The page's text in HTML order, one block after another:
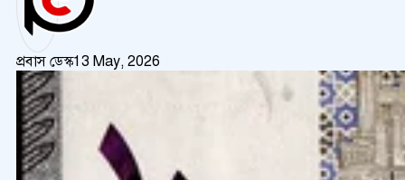
প্রবাস ডেস্ক13 May, 2026